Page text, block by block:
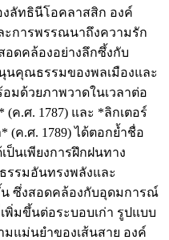
ลัทธินีโอคลาสสิก องค์
การพรรณนาถึงความรัก
ดคล้องอย่างลึกซึ้งกับ
คุณธรรมของพลเมืองและ
มด้วยภาพวาดในเวลาต่อ
ค.ศ. 1787) และ *ลิกเตอร์
(ค.ศ. 1789) ได้ตอกย้ำชื่อ
ป็นเพียงการฝึกฝนทาง
ธรรมอันทรงพลังและ
ซึ่งสอดคล้องกับอุดมการณ์
พิ่มขึ้นต่อระบอบเก่า รูปแบบ
แม่นยำของเส้นสาย องค์